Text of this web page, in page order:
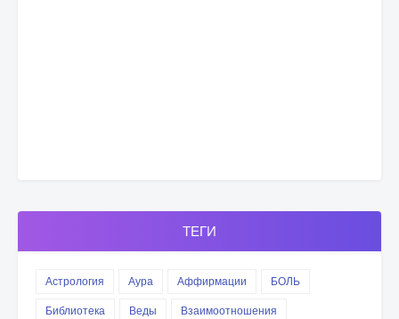
ТЕГИ
Астрология Аура Аффирмации
БОЛЬ
Библиотека
Веды
Взаимоотношения